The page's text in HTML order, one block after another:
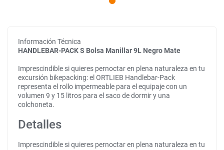
Información Técnica
HANDLEBAR-PACK S Bolsa Manillar 9L Negro Mate
Imprescindible si quieres pernoctar en plena naturaleza en tu
excursión bikepacking: el ORTLIEB Handlebar-Pack
representa el rollo impermeable para el equipaje con un
volumen 9 y 15 litros para el saco de dormir y una
colchoneta.
Detalles
Imprescindible si quieres pernoctar en plena naturaleza en tu